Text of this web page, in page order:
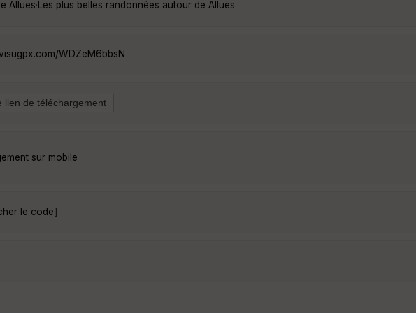
Allues· Les plus belles randonnées autour de Allues
WDZeM6bbsN
sur mobile
le code]